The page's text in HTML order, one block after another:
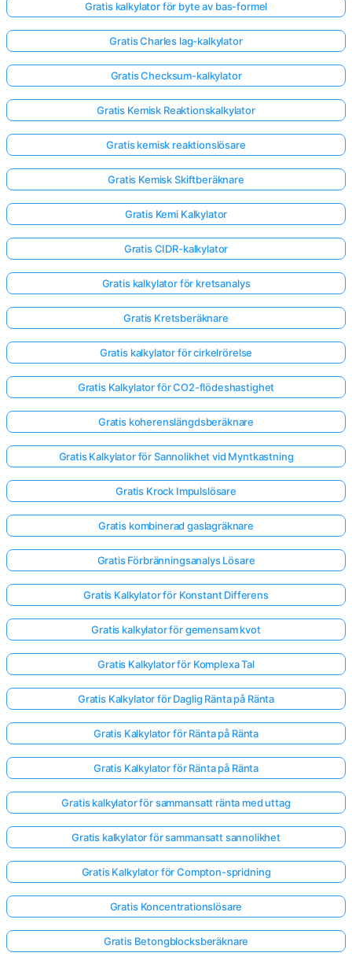
Logga
in
här!
Gratis kalkylator för byte av bas-formel
Gratis Charles lag-kalkylator
Gratis Checksum-kalkylator
Gratis Kemisk Reaktionskalkylator
Gratis kemisk reaktionslösare
Gratis Kemisk Skiftberäknare
Gratis Kemi Kalkylator
Gratis CIDR-kalkylator
Gratis kalkylator för kretsanalys
Gratis Kretsberäknare
Gratis kalkylator för cirkelrörelse
Gratis Kalkylator för CO2-flödeshastighet
Gratis koherenslängdsberäknare
Gratis Kalkylator för Sannolikhet vid Myntkastning
Gratis Krock Impulslösare
Gratis kombinerad gaslagräknare
Gratis Förbränningsanalys Lösare
Gratis Kalkylator för Konstant Differens
Gratis kalkylator för gemensam kvot
Gratis Kalkylator för Komplexa Tal
Gratis Kalkylator för Daglig Ränta på Ränta
Gratis Kalkylator för Ränta på Ränta
Gratis Kalkylator för Ränta på Ränta
Gratis kalkylator för sammansatt ränta med uttag
Gratis kalkylator för sammansatt sannolikhet
Gratis Kalkylator för Compton-spridning
Gratis Koncentrationslösare
Gratis Betongblocksberäknare